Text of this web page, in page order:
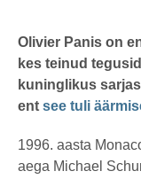
henryl
t
t
g
o
Olivier Panis on
kes teinud
kuninglikus
ent see tuli
1996. aasta
aega Michael